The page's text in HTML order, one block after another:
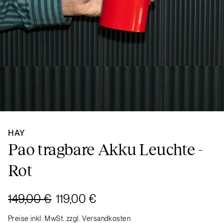
HAY
Pao tragbare Akku Leuchte -
Rot
149,00 € 119,00 €
Preise inkl. MwSt. zzgl. Versandkosten